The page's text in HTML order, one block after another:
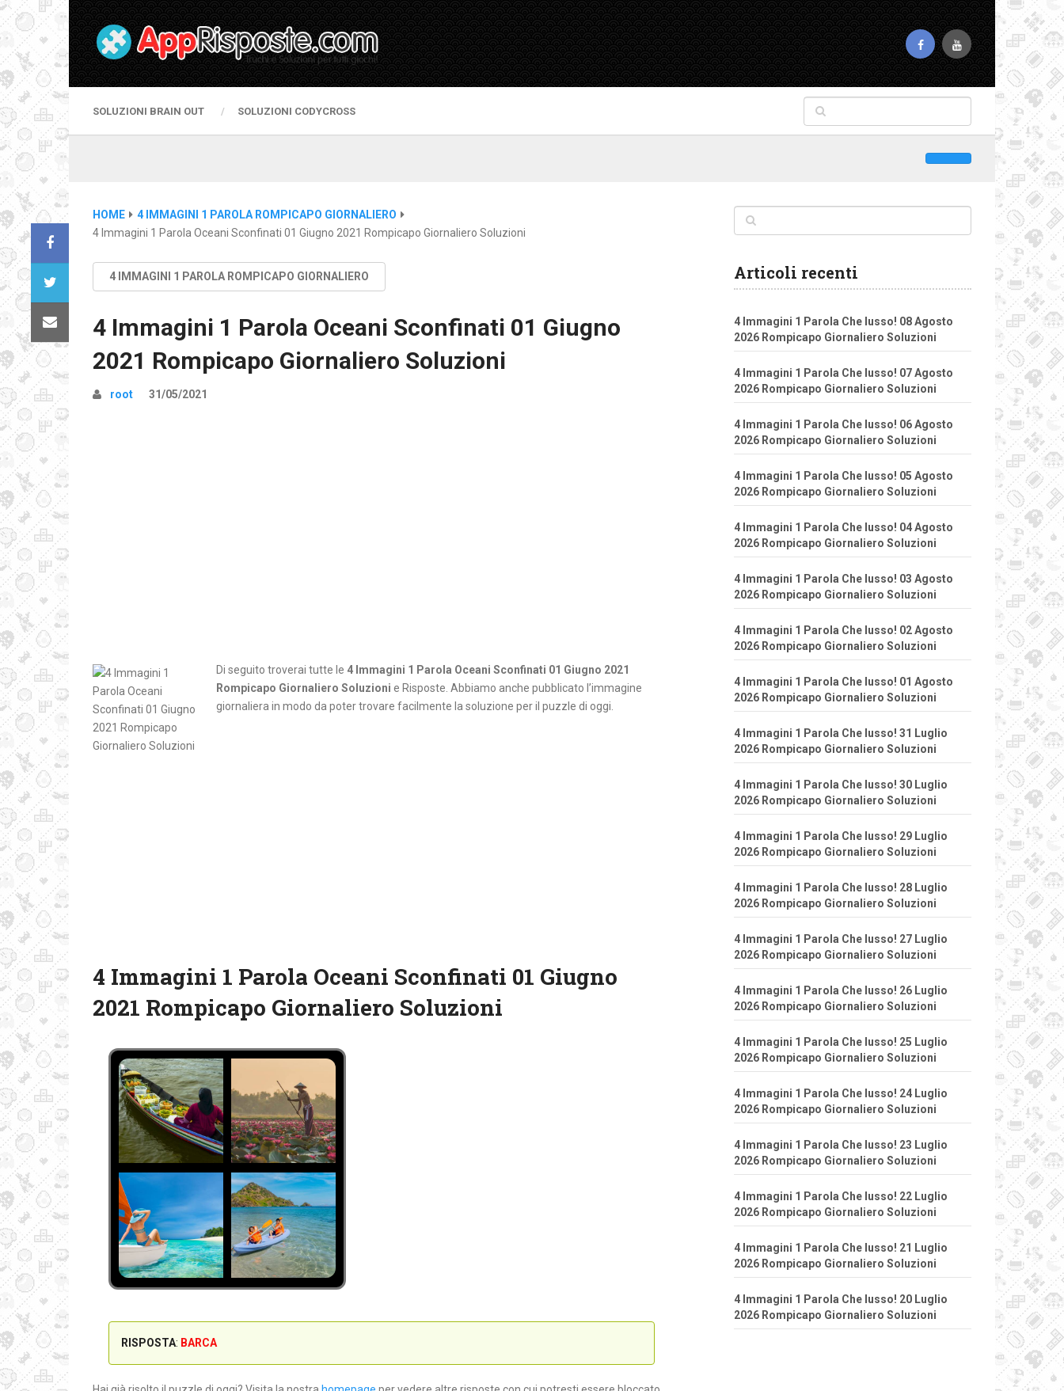
SOLUZIONI BRAIN OUT SOLUZIONI CODYCROSS
HOME
4 IMMAGINI 1 PAROLA ROMPICAPO GIORNALIERO
4 Immagini 1 Parola Oceani Sconfinati 01 Giugno 2021 Rompicapo Giornaliero Soluzioni
4 IMMAGINI 1 PAROLA ROMPICAPO GIORNALIERO
4 Immagini 1 Parola Oceani Sconfinati 01 Giugno
2021 Rompicapo Giornaliero Soluzioni
root 31/05/2021
Di seguito troverai tutte le 4 Immagini 1 Parola Oceani Sconfinati 01 Giugno 2021
Rompicapo Giornaliero Soluzioni e Risposte. Abbiamo anche pubblicato l’immagine
giornaliera in modo da poter trovare facilmente la soluzione per il puzzle di oggi.
4 Immagini 1 Parola Oceani Sconfinati 01 Giugno
2021 Rompicapo Giornaliero Soluzioni
RISPOSTA: BARCA
Articoli recenti
4 Immagini 1 Parola Che lusso! 08 Agosto
2026 Rompicapo Giornaliero Soluzioni
4 Immagini 1 Parola Che lusso! 07 Agosto
2026 Rompicapo Giornaliero Soluzioni
4 Immagini 1 Parola Che lusso! 06 Agosto
2026 Rompicapo Giornaliero Soluzioni
4 Immagini 1 Parola Che lusso! 05 Agosto
2026 Rompicapo Giornaliero Soluzioni
4 Immagini 1 Parola Che lusso! 04 Agosto
2026 Rompicapo Giornaliero Soluzioni
4 Immagini 1 Parola Che lusso! 03 Agosto
2026 Rompicapo Giornaliero Soluzioni
4 Immagini 1 Parola Che lusso! 02 Agosto
2026 Rompicapo Giornaliero Soluzioni
4 Immagini 1 Parola Che lusso! 01 Agosto
2026 Rompicapo Giornaliero Soluzioni
4 Immagini 1 Parola Che lusso! 31 Luglio
2026 Rompicapo Giornaliero Soluzioni
4 Immagini 1 Parola Che lusso! 30 Luglio
2026 Rompicapo Giornaliero Soluzioni
4 Immagini 1 Parola Che lusso! 29 Luglio
2026 Rompicapo Giornaliero Soluzioni
4 Immagini 1 Parola Che lusso! 28 Luglio
2026 Rompicapo Giornaliero Soluzioni
4 Immagini 1 Parola Che lusso! 27 Luglio
2026 Rompicapo Giornaliero Soluzioni
4 Immagini 1 Parola Che lusso! 26 Luglio
2026 Rompicapo Giornaliero Soluzioni
4 Immagini 1 Parola Che lusso! 25 Luglio
2026 Rompicapo Giornaliero Soluzioni
4 Immagini 1 Parola Che lusso! 24 Luglio
2026 Rompicapo Giornaliero Soluzioni
4 Immagini 1 Parola Che lusso! 23 Luglio
2026 Rompicapo Giornaliero Soluzioni
4 Immagini 1 Parola Che lusso! 22 Luglio
2026 Rompicapo Giornaliero Soluzioni
4 Immagini 1 Parola Che lusso! 21 Luglio
2026 Rompicapo Giornaliero Soluzioni
4 Immagini 1 Parola Che lusso! 20 Luglio
2026 Rompicapo Giornaliero Soluzioni